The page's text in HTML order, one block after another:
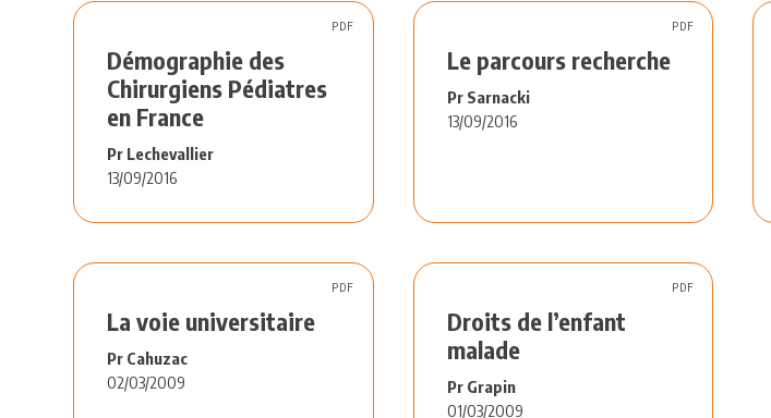
Démographie des
Chirurgiens Pédiatres
en France
Pr Lechevallier
13/09/2016
PDF
Le parcours recherche
Pr Sarnacki
13/09/2016
PDF
La voie universitaire
Pr Cahuzac
02/03/2009
PDF
Droits de l’enfant
malade
Pr Grapin
01/03/2009
PDF